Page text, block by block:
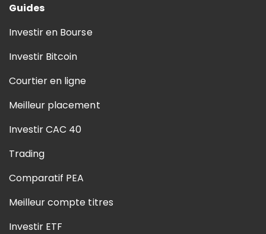
Guides
Investir en Bourse
Investir Bitcoin
Courtier en ligne
Meilleur placement
Investir CAC 40
Trading
Comparatif PEA
Meilleur compte titres
Investir ETF